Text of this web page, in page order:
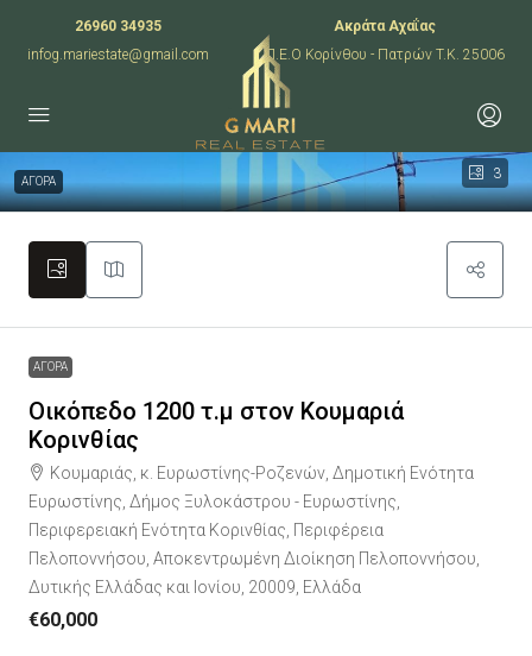
26960 34935
infog.mariestate@gmail.com
Ακράτα Αχαΐας
Π.Ε.Ο Κορίνθου - Πατρών T.K. 25006
3
ΑΓΟΡΑ
ΑΓΟΡΑ
Οικόπεδο 1200 τ.μ στον Κουμαριά
Κορινθίας
Κουμαριάς, κ. Ευρωστίνης-Ροζενών, Δημοτική Ενότητα
Ευρωστίνης, Δήμος Ξυλοκάστρου - Ευρωστίνης,
Περιφερειακή Ενότητα Κορινθίας, Περιφέρεια
Πελοποννήσου, Αποκεντρωμένη Διοίκηση Πελοποννήσου,
Δυτικής Ελλάδας και Ιονίου, 20009, Ελλάδα
€60,000